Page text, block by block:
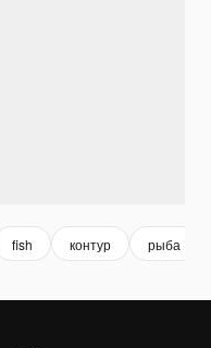
fish контур рыба